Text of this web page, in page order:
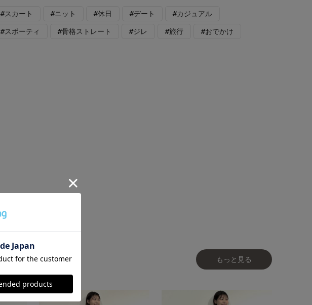
#スカート #ニット #休日 #デート #カジュアル
#スポーティ #骨格ストレート #ジレ #旅行 #おでかけ
もっと見る